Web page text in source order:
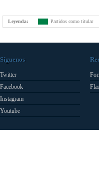
Leyenda: Partidos como titular
Síguenos
Twitter
Facebook
Instagram
Youtube